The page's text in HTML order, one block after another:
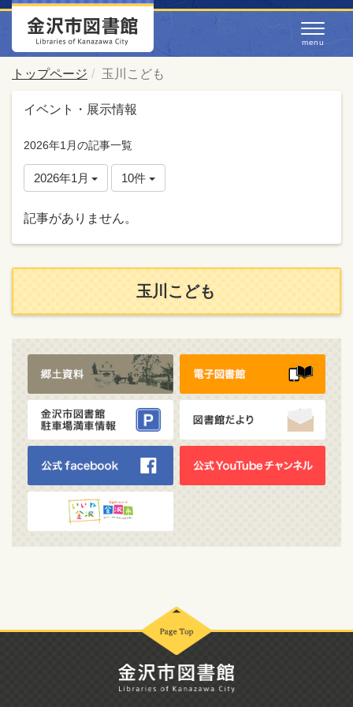
トップページ 玉川こども
イベント・展示情報
2026年1月の記事一覧
2026年1月 10件
記事がありません。
玉川こども